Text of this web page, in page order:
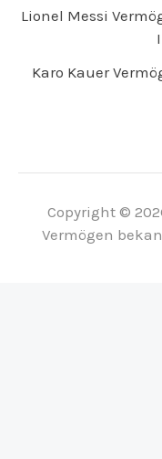
Lionel Messi
Karo Kauer
Copyright ©
Vermögen